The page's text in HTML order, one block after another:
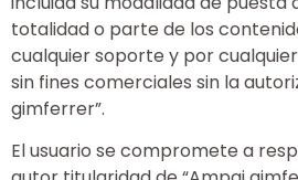
totalidad o parte de los
cualquier soporte y por
sin fines comerciales sin la
gimferrer”.
El usuario se compromete a